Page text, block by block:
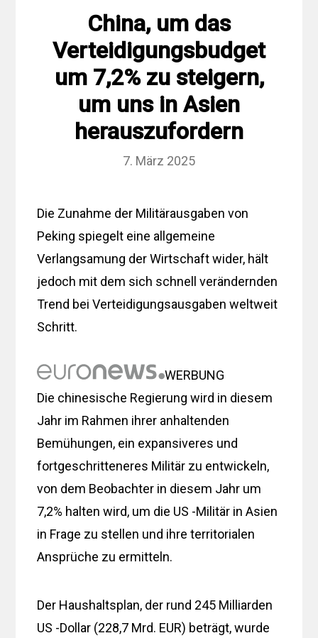
China, um das
Verteidigungsbudget
um 7,2% zu steigern,
um uns in Asien
herauszufordern
7. März 2025
Die Zunahme der Militärausgaben von
Peking spiegelt eine allgemeine
Verlangsamung der Wirtschaft wider, hält
jedoch mit dem sich schnell verändernden
Trend bei Verteidigungsausgaben weltweit
Schritt.
WERBUNG
Die chinesische Regierung wird in diesem
Jahr im Rahmen ihrer anhaltenden
Bemühungen, ein expansiveres und
fortgeschritteneres Militär zu entwickeln,
von dem Beobachter in diesem Jahr um
7,2% halten wird, um die US -Militär in Asien
in Frage zu stellen und ihre territorialen
Ansprüche zu ermitteln.
Der Haushaltsplan, der rund 245 Milliarden
US -Dollar (228,7 Mrd. EUR) beträgt, wurde